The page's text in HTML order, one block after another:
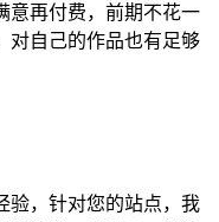
意再付费，前期不花一
对自己的作品也有足够
验，针对您的站点，我